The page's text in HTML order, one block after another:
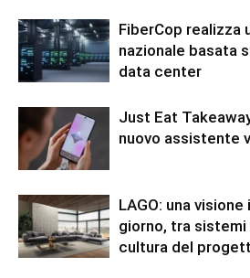
FiberCop realizza
nazionale basata
data center
Just Eat
nuovo assistente
LAGO: una
giorno, tra
cultura del